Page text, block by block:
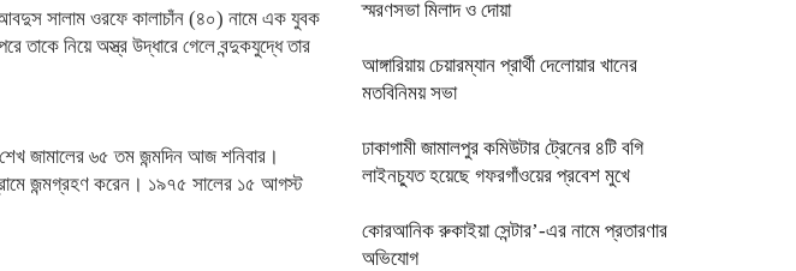
আবদুস সালাম ওরফে কালাচাঁন (৪০) নামে এক যুবক
তাকে নিয়ে অস্ত্র উদ্ধারে গেলে বন্দুকযুদ্ধে তার
শেখ জামালের ৬৫ তম জন্মদিন আজ শনিবার।
জন্মগ্রহণ করেন। ১৯৭৫ সালের ১৫ আগস্ট
স্মরণসভা মিলাদ ও দোয়া
আঙ্গারিয়ায় চেয়ারম্যান প্রার্থী দেলোয়ার খানের
মতবিনিময় সভা
ঢাকাগামী জামালপুর কমিউটার ট্রেনের ৪টি বগি
লাইনচ্যুত হয়েছে গফরগাঁওয়ের প্রবেশ মুখে
কোরআনিক রুকাইয়া সেন্টার’-এর নামে প্রতারণার
অভিযোগ